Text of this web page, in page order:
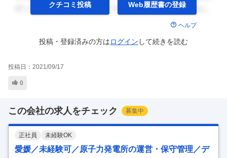
クチコミ投稿 Web履歴書の登録
ヘルプ
投稿・登録済みの方はログイン して続きを読む
投稿日： 2021/09/17
0
この会社の求人をチェック 募集中
正社員 未経験OK
愛媛／未経験可／原子力発電所の運営・保守管理／デ